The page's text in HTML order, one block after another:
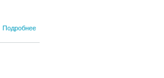
Подробнее
конвенция